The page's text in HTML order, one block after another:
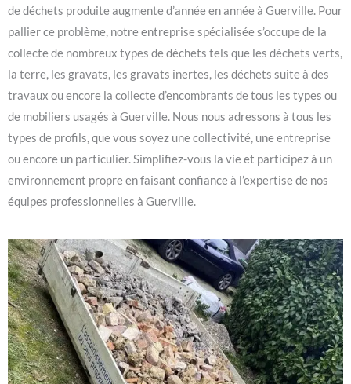
de déchets produite augmente d’année en année à Guerville. Pour
pallier ce problème, notre entreprise spécialisée s’occupe de la
collecte de nombreux types de déchets tels que les déchets verts,
la terre, les gravats, les gravats inertes, les déchets suite à des
travaux ou encore la collecte d’encombrants de tous les types ou
de mobiliers usagés à Guerville. Nous nous adressons à tous les
types de profils, que vous soyez une collectivité, une entreprise
ou encore un particulier. Simplifiez-vous la vie et participez à un
environnement propre en faisant confiance à l’expertise de nos
équipes professionnelles à Guerville.